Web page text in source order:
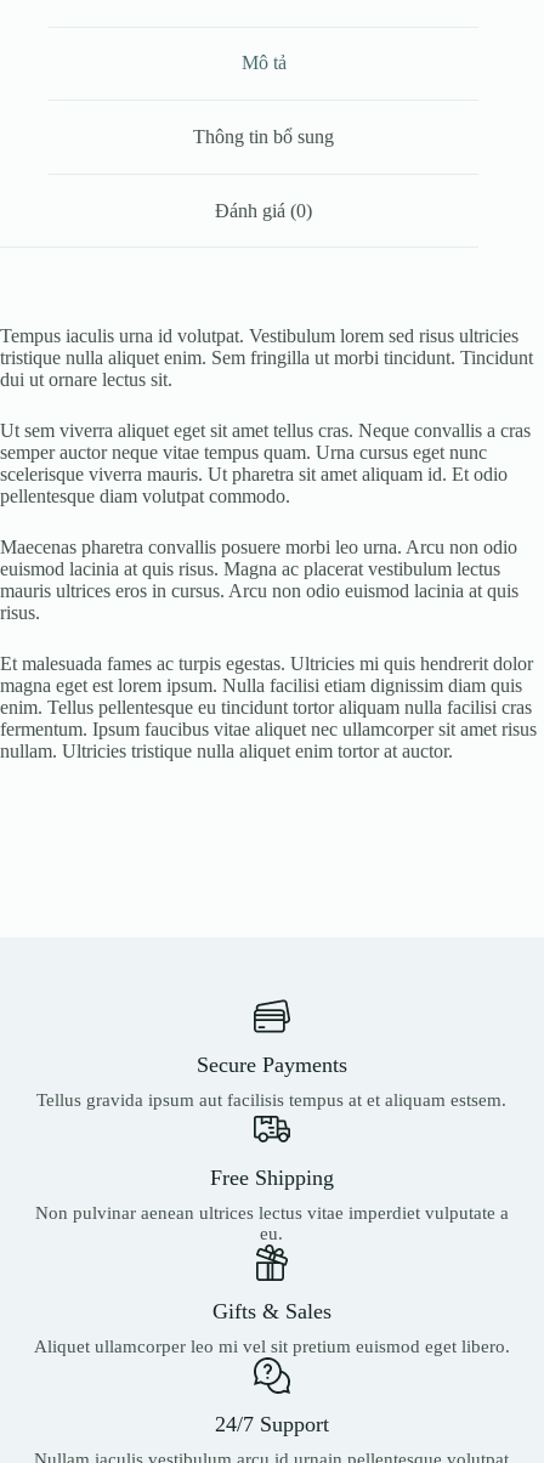
Mô tả
Thông tin bổ sung
Đánh giá (0)
Tempus iaculis urna id volutpat. Vestibulum lorem sed risus ultricies
tristique nulla aliquet enim. Sem fringilla ut morbi tincidunt. Tincidunt
dui ut ornare lectus sit.
Ut sem viverra aliquet eget sit amet tellus cras. Neque convallis a cras
semper auctor neque vitae tempus quam. Urna cursus eget nunc
scelerisque viverra mauris. Ut pharetra sit amet aliquam id. Et odio
pellentesque diam volutpat commodo.
Maecenas pharetra convallis posuere morbi leo urna. Arcu non odio
euismod lacinia at quis risus. Magna ac placerat vestibulum lectus
mauris ultrices eros in cursus. Arcu non odio euismod lacinia at quis
risus.
Et malesuada fames ac turpis egestas. Ultricies mi quis hendrerit dolor
magna eget est lorem ipsum. Nulla facilisi etiam dignissim diam quis
enim. Tellus pellentesque eu tincidunt tortor aliquam nulla facilisi cras
fermentum. Ipsum faucibus vitae aliquet nec ullamcorper sit amet risus
nullam. Ultricies tristique nulla aliquet enim tortor at auctor.
Secure Payments
Tellus gravida ipsum aut facilisis tempus at et aliquam estsem.
Free Shipping
Non pulvinar aenean ultrices lectus vitae imperdiet vulputate a
eu.
Gifts & Sales
Aliquet ullamcorper leo mi vel sit pretium euismod eget libero.
24/7 Support